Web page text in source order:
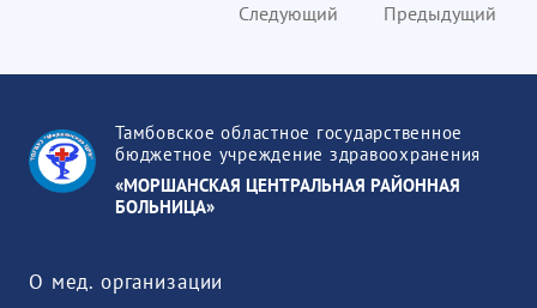
Предыдущий
Следующий
Тамбовское областное государственное
бюджетное учреждение здравоохранения
«МОРШАНСКАЯ ЦЕНТРАЛЬНАЯ РАЙОННАЯ
БОЛЬНИЦА»
О мед. организации